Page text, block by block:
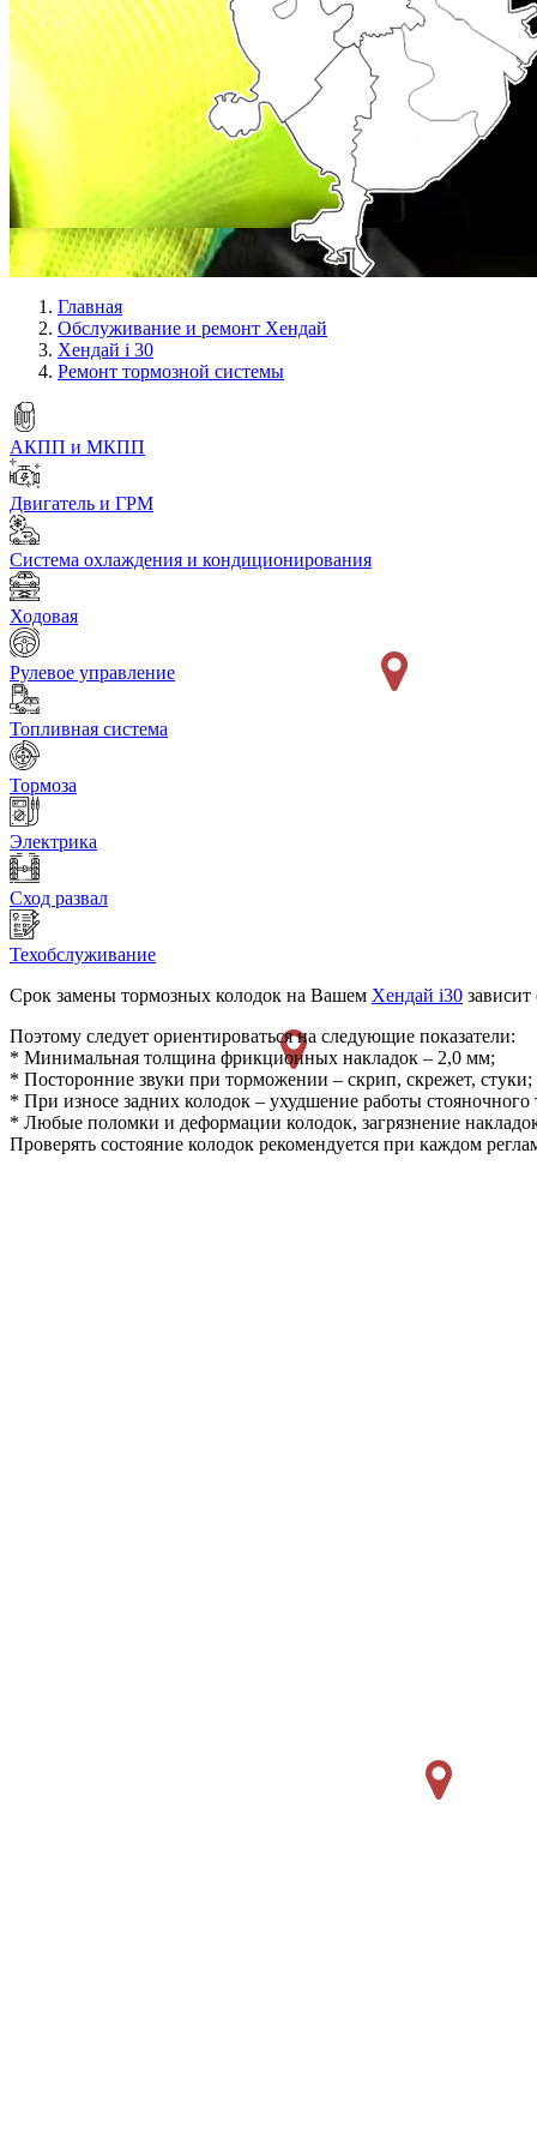
Главная
Обслуживание и ремонт Хендай
Хендай i 30
Ремонт тормозной системы
АКПП и МКПП
Двигатель и ГРМ
Система охлаждения и кондиционирования
Ходовая
Рулевое управление
Топливная система
Тормоза
Электрика
Сход развал
Техобслуживание
Срок замены тормозных колодок на Вашем Хендай i30
Поэтому следует ориентироваться на следующие показатели:
* Минимальная толщина фрикционных накладок – 2,0 мм;
* Посторонние звуки при торможении – скрип, скрежет, стуки;
* При износе задних колодок – ухудшение работы
* Любые поломки и деформации колодок, загрязнение
Проверять состояние колодок рекомендуется при каждом